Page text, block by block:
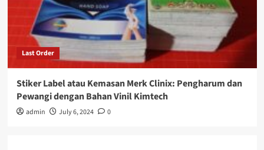
Last Order
Stiker Label atau Kemasan Merk Clinix: Pengharum dan
Pewangi dengan Bahan Vinil Kimtech
admin July 6, 2024 0